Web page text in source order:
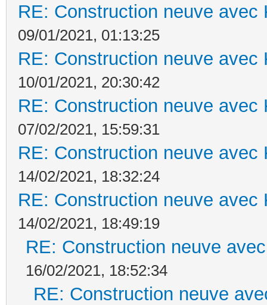
RE: Construction neuve avec
09/01/2021, 01:13:25
RE: Construction neuve avec
10/01/2021, 20:30:42
RE: Construction neuve avec
07/02/2021, 15:59:31
RE: Construction neuve avec
14/02/2021, 18:32:24
RE: Construction neuve avec
14/02/2021, 18:49:19
RE: Construction neuve
16/02/2021, 18:52:34
RE: Construction neuve